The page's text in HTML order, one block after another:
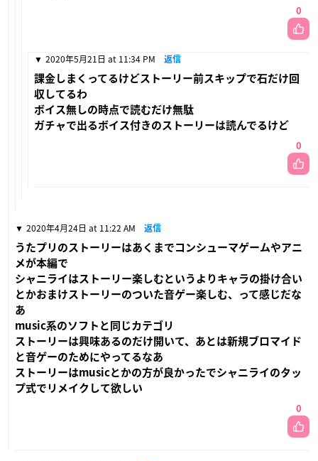
0
2020年5月21日 at 11:34 PM 返信
課金しまくってるけどストーリー前スキップで石だけ回
収してるわ
ボイス無しの時点で読むだけ無駄
ガチャで出るボイス付きのストーリーは読んでるけど
0
2020年4月24日 at 11:22 AM 返信
うたプリのストーリーはあくまでコンシューマゲームやアニ
メが本編で
シャニライはストーリー楽しむというよりキャラの掛け合い
とかおまけストーリーのついた音ゲー楽しむ、って感じだな
あ
music系のソフトと同じカテゴリ
ストーリーは興味あるのだけ開いて、あとは新規ブロマイド
と音ゲーのためにやってるなあ
ストーリーはmusicとかの方が良かったでシャニライのタッ
プ式でリメイクして欲しい
0